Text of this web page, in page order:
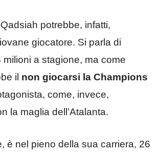
Qadsiah potrebbe, infatti,
giocatore. Si parla di
milioni a stagione, ma come
il non giocarsi la Champions
come, invece,
la maglia dell’Atalanta.
è nel pieno della sua carriera, 26